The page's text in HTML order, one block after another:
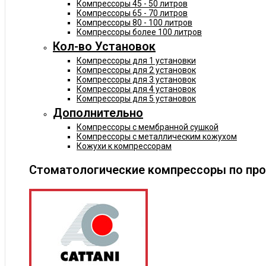
Компрессоры 45 - 50 литров
Компрессоры 65 - 70 литров
Компрессоры 80 - 100 литров
Компрессоры более 100 литров
Кол-во Установок
Компрессоры для 1 установки
Компрессоры для 2 установок
Компрессоры для 3 установок
Компрессоры для 4 установок
Компрессоры для 5 установок
Дополнительно
Компрессоры с мембранной сушкой
Компрессоры с металлическим кожухом
Кожухи к компрессорам
Стоматологические компрессоры по